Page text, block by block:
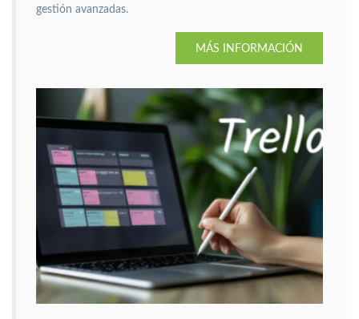
gestión avanzadas.
MÁS INFORMACIÓN